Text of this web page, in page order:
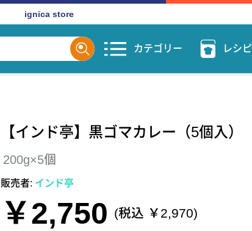
ignica store
カテゴリー レシピ
【インド亭】黒ゴマカレー（5個入）
200g×5個
販売者: インド亭
￥2,750 (税込 ￥2,970)